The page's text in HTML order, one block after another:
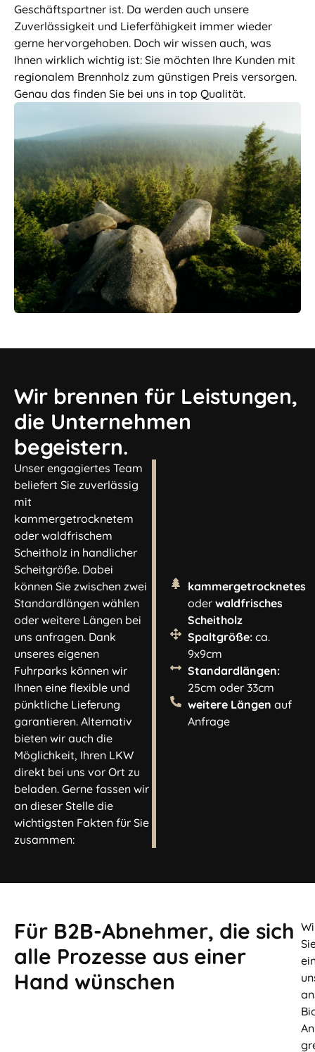
Geschäftspartner ist. Da werden auch unsere
Zuverlässigkeit und Lieferfähigkeit immer wieder
gerne hervorgehoben. Doch wir wissen auch, was
Ihnen wirklich wichtig ist: Sie möchten Ihre Kunden mit
regionalem Brennholz zum günstigen Preis versorgen.
Genau das finden Sie bei uns in top Qualität.
Wir brennen für Leistungen,
die Unternehmen
begeistern.
Unser engagiertes Team
beliefert Sie zuverlässig
mit
kammergetrocknetem
oder waldfrischem
Scheitholz in handlicher
Scheitgröße. Dabei
können Sie zwischen zwei
Standardlängen wählen
oder weitere Längen bei
uns anfragen. Dank
unseres eigenen
Fuhrparks können wir
Ihnen eine flexible und
pünktliche Lieferung
garantieren. Alternativ
bieten wir auch die
Möglichkeit, Ihren LKW
direkt bei uns vor Ort zu
beladen. Gerne fassen wir
an dieser Stelle die
wichtigsten Fakten für Sie
zusammen:
kammergetrocknetes
oderwaldfrisches
Scheitholz
Spaltgröße: ca.
9x9cm
Standardlängen:
25cm oder 33cm
weitere Längen auf
Anfrage
Für B2B-Abnehmer, die sich
alle Prozesse aus einer
Hand wünschen